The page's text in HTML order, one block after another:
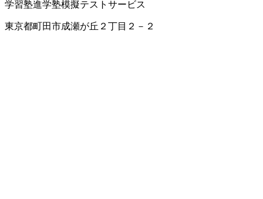
学習塾進学塾模擬テストサービス
東京都町田市成瀬が丘２丁目２－２